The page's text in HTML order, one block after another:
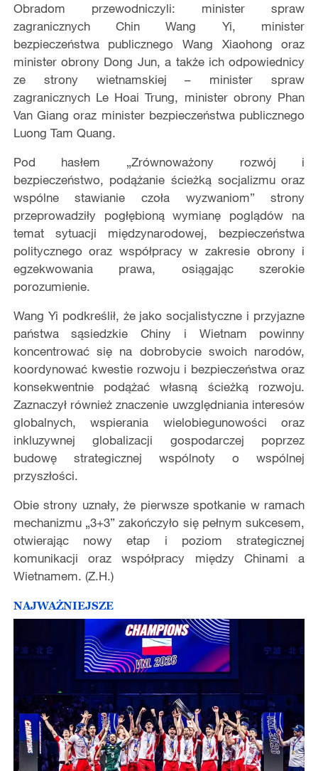
Obradom przewodniczyli: minister spraw
zagranicznych Chin Wang Yi, minister
bezpieczeństwa publicznego Wang Xiaohong oraz
minister obrony Dong Jun, a także ich odpowiednicy
ze strony wietnamskiej – minister spraw
zagranicznych Le Hoai Trung, minister obrony Phan
Van Giang oraz minister bezpieczeństwa publicznego
Luong Tam Quang.
Pod hasłem „Zrównoważony rozwój i
bezpieczeństwo, podążanie ścieżką socjalizmu oraz
wspólne stawianie czoła wyzwaniom” strony
przeprowadziły pogłębioną wymianę poglądów na
temat sytuacji międzynarodowej, bezpieczeństwa
politycznego oraz współpracy w zakresie obrony i
egzekwowania prawa, osiągając szerokie
porozumienie.
Wang Yi podkreślił, że jako socjalistyczne i przyjazne
państwa sąsiedzkie Chiny i Wietnam powinny
koncentrować się na dobrobycie swoich narodów,
koordynować kwestie rozwoju i bezpieczeństwa oraz
konsekwentnie podążać własną ścieżką rozwoju.
Zaznaczył również znaczenie uwzględniania interesów
globalnych, wspierania wielobiegunowości oraz
inkluzywnej globalizacji gospodarczej poprzez
budowę strategicznej wspólnoty o wspólnej
przyszłości.
Obie strony uznały, że pierwsze spotkanie w ramach
mechanizmu „3+3” zakończyło się pełnym sukcesem,
otwierając nowy etap i poziom strategicznej
komunikacji oraz współpracy między Chinami a
Wietnamem. (Z.H.)
NAJWAŻNIEJSZE